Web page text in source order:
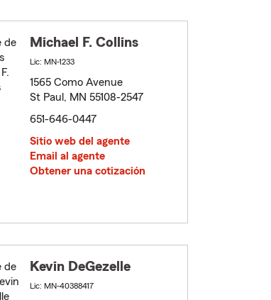
Michael F. Collins
Lic: MN-1233
1565 Como Avenue
St Paul, MN 55108-2547
651-646-0447
Sitio web del agente
Email al agente
Obtener una cotización
Kevin DeGezelle
Lic: MN-40388417